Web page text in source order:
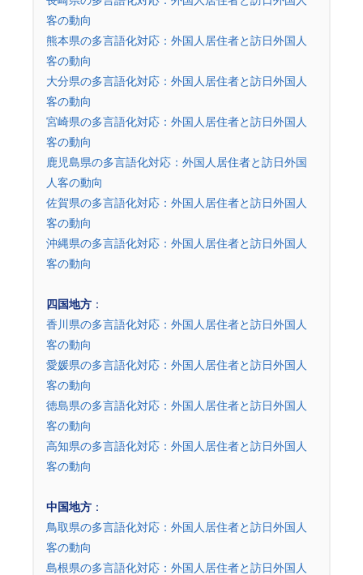
客の動向
熊本県の多言語化対応：外国人居住者と訪日外国人
客の動向
大分県の多言語化対応：外国人居住者と訪日外国人
客の動向
宮崎県の多言語化対応：外国人居住者と訪日外国人
客の動向
鹿児島県の多言語化対応：外国人居住者と訪日外国
人客の動向
佐賀県の多言語化対応：外国人居住者と訪日外国人
客の動向
沖縄県の多言語化対応：外国人居住者と訪日外国人
客の動向
四国地方 ：
香川県の多言語化対応：外国人居住者と訪日外国人
客の動向
愛媛県の多言語化対応：外国人居住者と訪日外国人
客の動向
徳島県の多言語化対応：外国人居住者と訪日外国人
客の動向
高知県の多言語化対応：外国人居住者と訪日外国人
客の動向
中国地方 ：
鳥取県の多言語化対応：外国人居住者と訪日外国人
客の動向
島根県の多言語化対応：外国人居住者と訪日外国人